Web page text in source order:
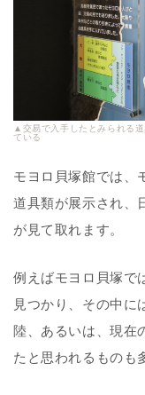
▲交易で入手したとみられる
ている
モヨロ貝塚館では、
道具類が展示され、
が見て取れます。
例えばモヨロ貝塚で
見つかり、その中に
陸、あるいは、現在
たと思われるものも